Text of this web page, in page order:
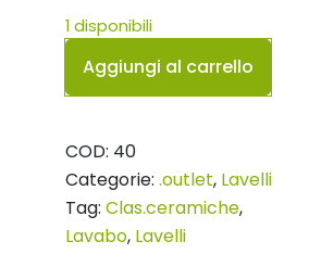
1 disponibili
Lavabo
tondo
quantità
Aggiungi al carrello
COD: 40
Categorie: .outlet, Lavelli
Tag: Clas.ceramiche,
Lavabo, Lavelli